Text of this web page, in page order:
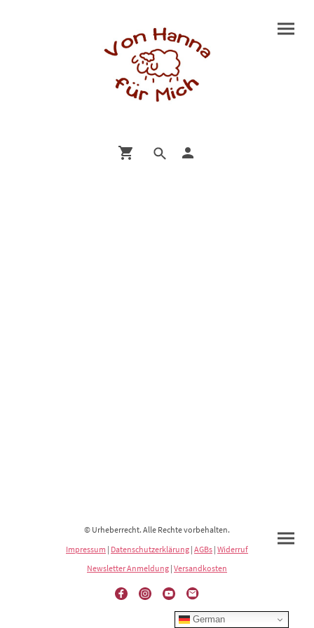
© Urheberrecht. Alle Rechte vorbehalten.
Impressum | Datenschutzerklärung | AGBs | Widerruf
Newsletter Anmeldung | Versandkosten
German